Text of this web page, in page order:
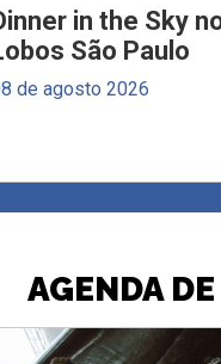
in the Sky
São Paulo
de agosto 2026
AGENDA